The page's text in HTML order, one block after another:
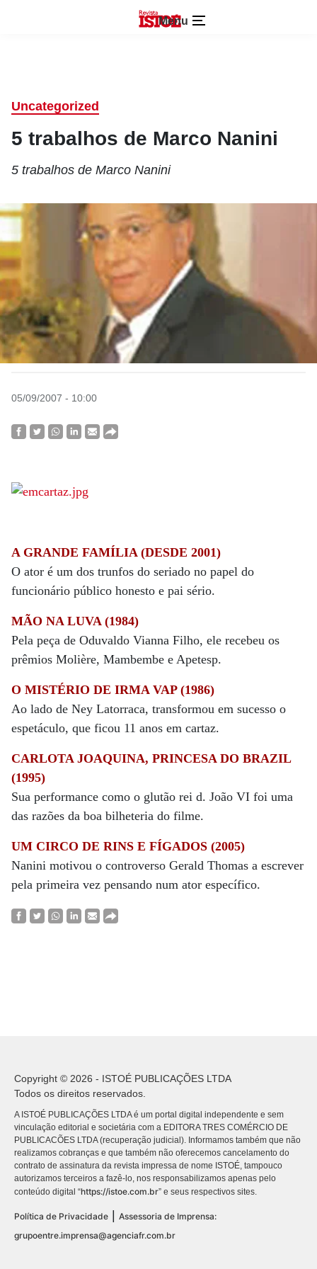
Menu
Uncategorized
5 trabalhos de Marco Nanini
5 trabalhos de Marco Nanini
05/09/2007 - 10:00
A GRANDE FAMÍLIA (DESDE 2001)
O ator é um dos trunfos do seriado no papel do
funcionário público honesto e pai sério.
MÃO NA LUVA (1984)
Pela peça de Oduvaldo Vianna Filho, ele recebeu os
prêmios Molière, Mambembe e Apetesp.
O MISTÉRIO DE IRMA VAP (1986)
Ao lado de Ney Latorraca, transformou em sucesso o
espetáculo, que ficou 11 anos em cartaz.
CARLOTA JOAQUINA, PRINCESA DO BRAZIL
(1995)
Sua performance como o glutão rei d. João VI foi uma
das razões da boa bilheteria do filme.
UM CIRCO DE RINS E FÍGADOS (2005)
Nanini motivou o controverso Gerald Thomas a escrever
pela primeira vez pensando num ator específico.
Copyright © 2026 - ISTOÉ PUBLICAÇÕES LTDA
Todos os direitos reservados.
A ISTOÉ PUBLICAÇÕES LTDA é um portal digital independente e sem
vinculação editorial e societária com a EDITORA TRES COMÉRCIO DE
PUBLICACÕES LTDA (recuperação judicial). Informamos também que não
realizamos cobranças e que também não oferecemos cancelamento do
contrato de assinatura da revista impressa de nome ISTOÉ, tampouco
autorizamos terceiros a fazê-lo, nos responsabilizamos apenas pelo
conteúdo digital “https://istoe.com.br” e seus respectivos sites.
Política de Privacidade
Assessoria de Imprensa:
grupoentre.imprensa@agenciafr.com.br